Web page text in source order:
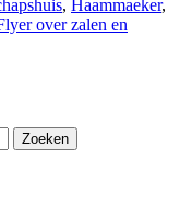
, Haammaeker,
over zalen en
Zoeken